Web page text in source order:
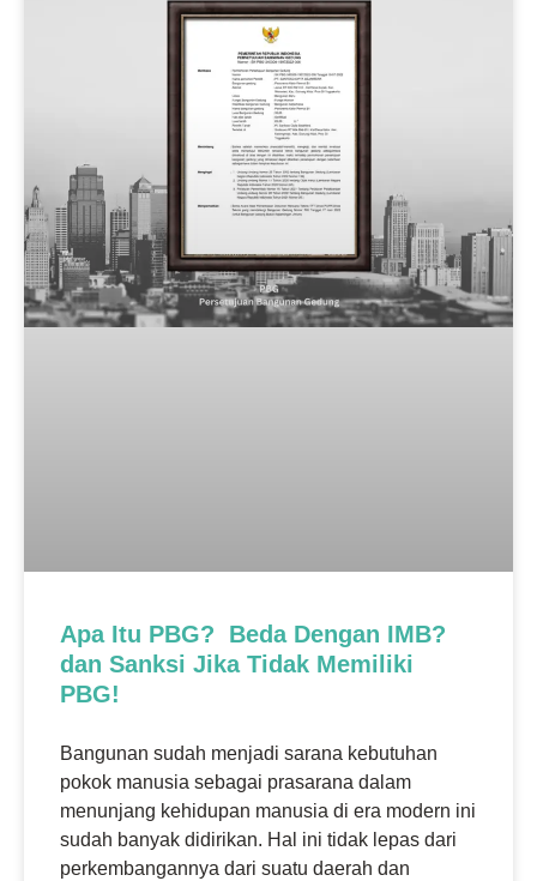
Apa Itu PBG? Beda Dengan IMB?
dan Sanksi Jika Tidak Memiliki
PBG!
Bangunan sudah menjadi sarana kebutuhan
pokok manusia sebagai prasarana dalam
menunjang kehidupan manusia di era modern ini
sudah banyak didirikan. Hal ini tidak lepas dari
perkembangannya dari suatu daerah dan